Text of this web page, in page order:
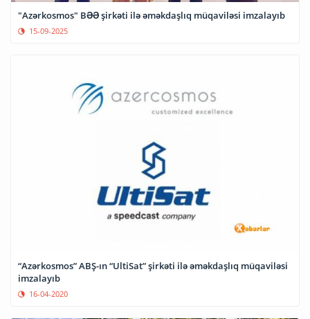
"Azərkosmos" BƏƏ şirkəti ilə əməkdaşlıq müqaviləsi imzalayıb
15-09-2025
“Azərkosmos” ABŞ-ın “UltiSat” şirkəti ilə əməkdaşlıq müqaviləsi
imzalayıb
16-04-2020